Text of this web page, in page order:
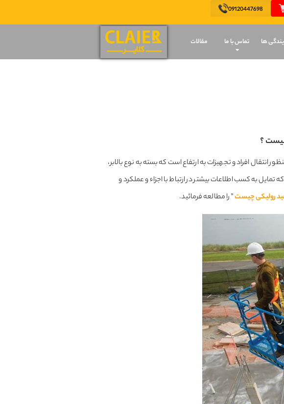
09120447698
ها تماس با ما مقالات
؟
انتقال افراد و تجهیزات به ارتفاع است که بسته به نوع بالابر،
به کسب اطلاعات بیشتر در ارتباط با اجزاء و عملکرد و
هیدرولیکی چیست” را مطالعه فرمائید.